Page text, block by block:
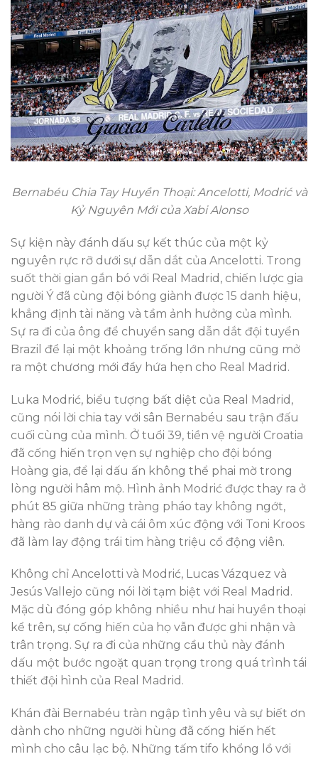
Bernabéu Chia Tay Huyền Thoại: Ancelotti, Modrić và
Kỷ Nguyên Mới của Xabi Alonso
Sự kiện này đánh dấu sự kết thúc của một kỷ
nguyên rực rỡ dưới sự dẫn dắt của Ancelotti. Trong
suốt thời gian gắn bó với Real Madrid, chiến lược gia
người Ý đã cùng đội bóng giành được 15 danh hiệu,
khẳng định tài năng và tầm ảnh hưởng của mình.
Sự ra đi của ông để chuyển sang dẫn dắt đội tuyển
Brazil để lại một khoảng trống lớn nhưng cũng mở
ra một chương mới đầy hứa hẹn cho Real Madrid.
Luka Modrić, biểu tượng bất diệt của Real Madrid,
cũng nói lời chia tay với sân Bernabéu sau trận đấu
cuối cùng của mình. Ở tuổi 39, tiền vệ người Croatia
đã cống hiến trọn vẹn sự nghiệp cho đội bóng
Hoàng gia, để lại dấu ấn không thể phai mờ trong
lòng người hâm mộ. Hình ảnh Modrić được thay ra ở
phút 85 giữa những tràng pháo tay không ngớt,
hàng rào danh dự và cái ôm xúc động với Toni Kroos
đã làm lay động trái tim hàng triệu cổ động viên.
Không chỉ Ancelotti và Modrić, Lucas Vázquez và
Jesús Vallejo cũng nói lời tạm biệt với Real Madrid.
Mặc dù đóng góp không nhiều như hai huyền thoại
kể trên, sự cống hiến của họ vẫn được ghi nhận và
trân trọng. Sự ra đi của những cầu thủ này đánh
dấu một bước ngoặt quan trọng trong quá trình tái
thiết đội hình của Real Madrid.
Khán đài Bernabéu tràn ngập tình yêu và sự biết ơn
dành cho những người hùng đã cống hiến hết
mình cho câu lạc bộ. Những tấm tifo khổng lồ với